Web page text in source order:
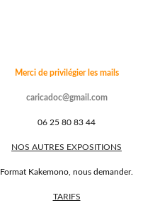
Merci de privilégier les mails
caricadoc@gmail.com
06 25 80 83 44
NOS AUTRES EXPOSITIONS
Format Kakemono, nous demander.
TARIFS